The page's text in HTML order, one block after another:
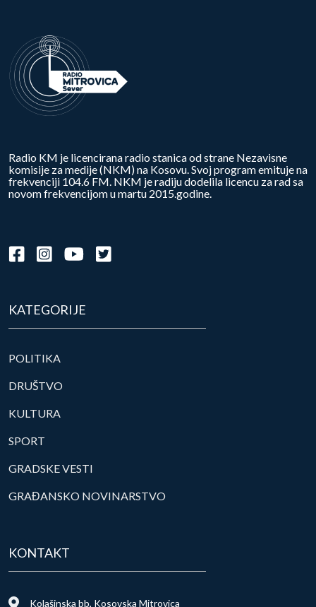
Radio KM je licencirana radio stanica od strane Nezavisne
komisije za medije (NKM) na Kosovu. Svoj program emituje na
frekvenciji 104.6 FM. NKM je radiju dodelila licencu za rad sa
novom frekvencijom u martu 2015.godine.
KATEGORIJE
POLITIKA
DRUŠTVO
KULTURA
SPORT
GRADSKE VESTI
GRAĐANSKO NOVINARSTVO
KONTAKT
Kolašinska bb, Kosovska Mitrovica